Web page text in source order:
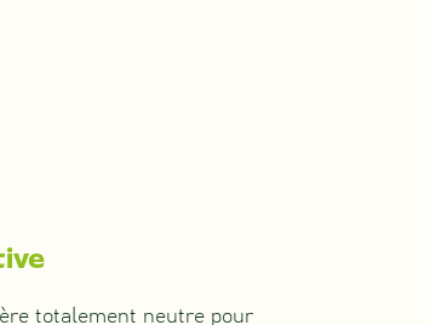
totalement neutre pour